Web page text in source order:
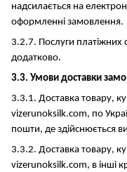
надсилається на
оформленні замовлення.
3.2.7. Послуги платіжних
додатково.
3.3. Умови доставки
3.3.1. Доставка товару,
vizerunoksilk.com, по
пошти, де здійснюється
3.3.2. Доставка товару,
vizerunoksilk.com, в інші